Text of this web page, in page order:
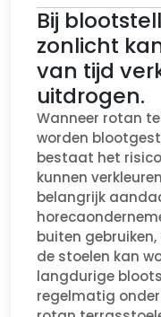
Bij
zonlicht
van tijd
uitdrogen.
Wanneer rotan
worden
bestaat het
kunnen
belangrijk
buiten
de stoelen kan
langdurige
regelmatig